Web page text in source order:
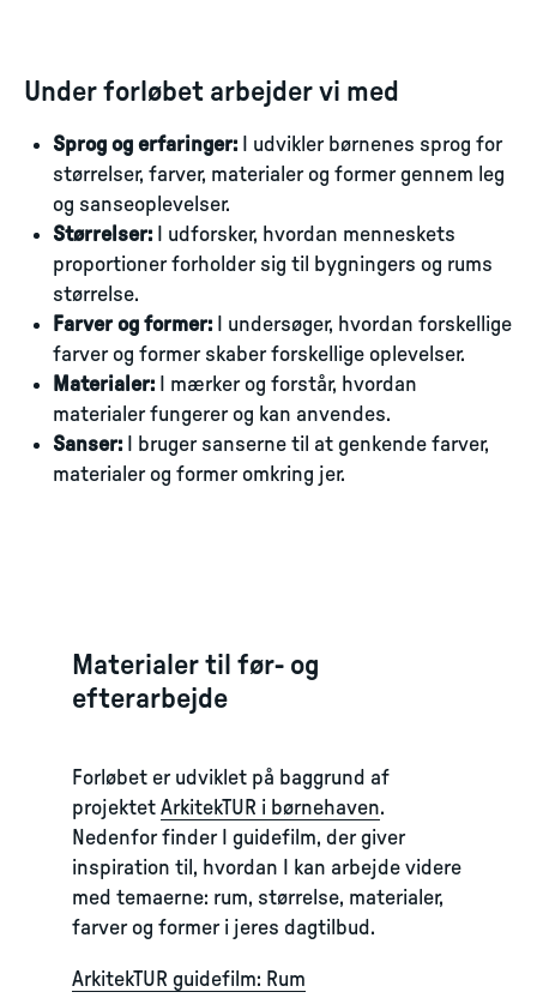
Under forløbet arbejder vi med
Sprog og erfaringer: I udvikler børnenes sprog for
størrelser, farver, materialer og former gennem leg
og sanseoplevelser.
Størrelser: I udforsker, hvordan menneskets
proportioner forholder sig til bygningers og rums
størrelse.
Farver og former: I undersøger, hvordan forskellige
farver og former skaber forskellige oplevelser.
Materialer: I mærker og forstår, hvordan
materialer fungerer og kan anvendes.
Sanser: I bruger sanserne til at genkende farver,
materialer og former omkring jer.
Materialer til før- og
efterarbejde
Forløbet er udviklet på baggrund af
projektet ArkitekTUR i børnehaven.
Nedenfor finder I guidefilm, der giver
inspiration til, hvordan I kan arbejde videre
med temaerne: rum, størrelse, materialer,
farver og former i jeres dagtilbud.
ArkitekTUR guidefilm: Rum